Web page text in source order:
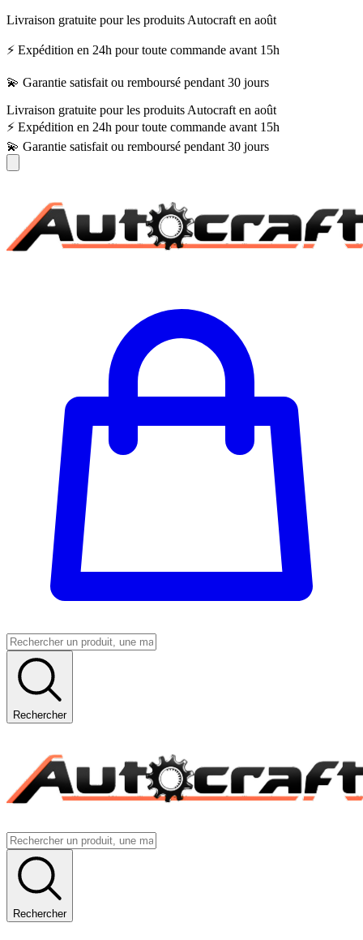
Livraison gratuite pour les produits Autocraft en août
⚡ Expédition en 24h pour toute commande avant 15h
💫 Garantie satisfait ou remboursé pendant 30 jours
Livraison gratuite pour les produits Autocraft en août
⚡ Expédition en 24h pour toute commande avant 15h
💫 Garantie satisfait ou remboursé pendant 30 jours
Rechercher
Rechercher